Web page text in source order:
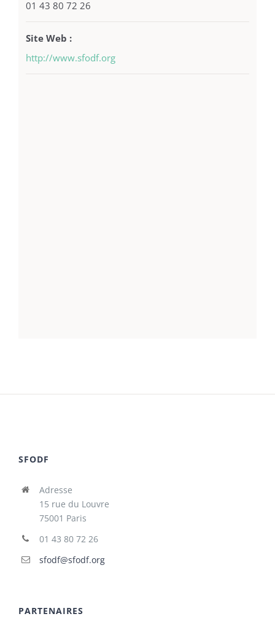
01 43 80 72 26
Site Web :
http://www.sfodf.org
SFODF
Adresse
15 rue du Louvre
75001 Paris
01 43 80 72 26
sfodf@sfodf.org
PARTENAIRES